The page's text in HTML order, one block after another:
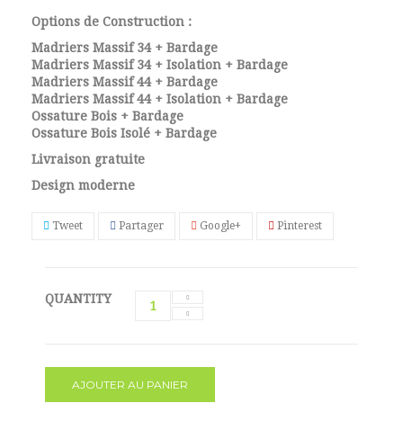
Options de Construction :
Madriers Massif 34 + Bardage
Madriers Massif 34 + Isolation + Bardage
Madriers Massif 44 + Bardage
Madriers Massif 44 + Isolation + Bardage
Ossature Bois + Bardage
Ossature Bois Isolé + Bardage
Livraison gratuite
Design moderne
Tweet Partager Google+ Pinterest
QUANTITY
AJOUTER AU PANIER